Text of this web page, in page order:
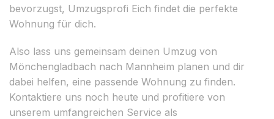
bevorzugst, Umzugsprofi Eich findet die perfekte
Wohnung für dich.
Also lass uns gemeinsam deinen Umzug von
Mönchengladbach nach Mannheim planen und dir
dabei helfen, eine passende Wohnung zu finden.
Kontaktiere uns noch heute und profitiere von
unserem umfangreichen Service als